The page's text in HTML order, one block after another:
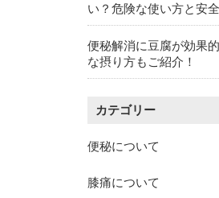
い？危険な使い方と安
便秘解消に豆腐が効果
な摂り方もご紹介！
カテゴリー
便秘について
膝痛について